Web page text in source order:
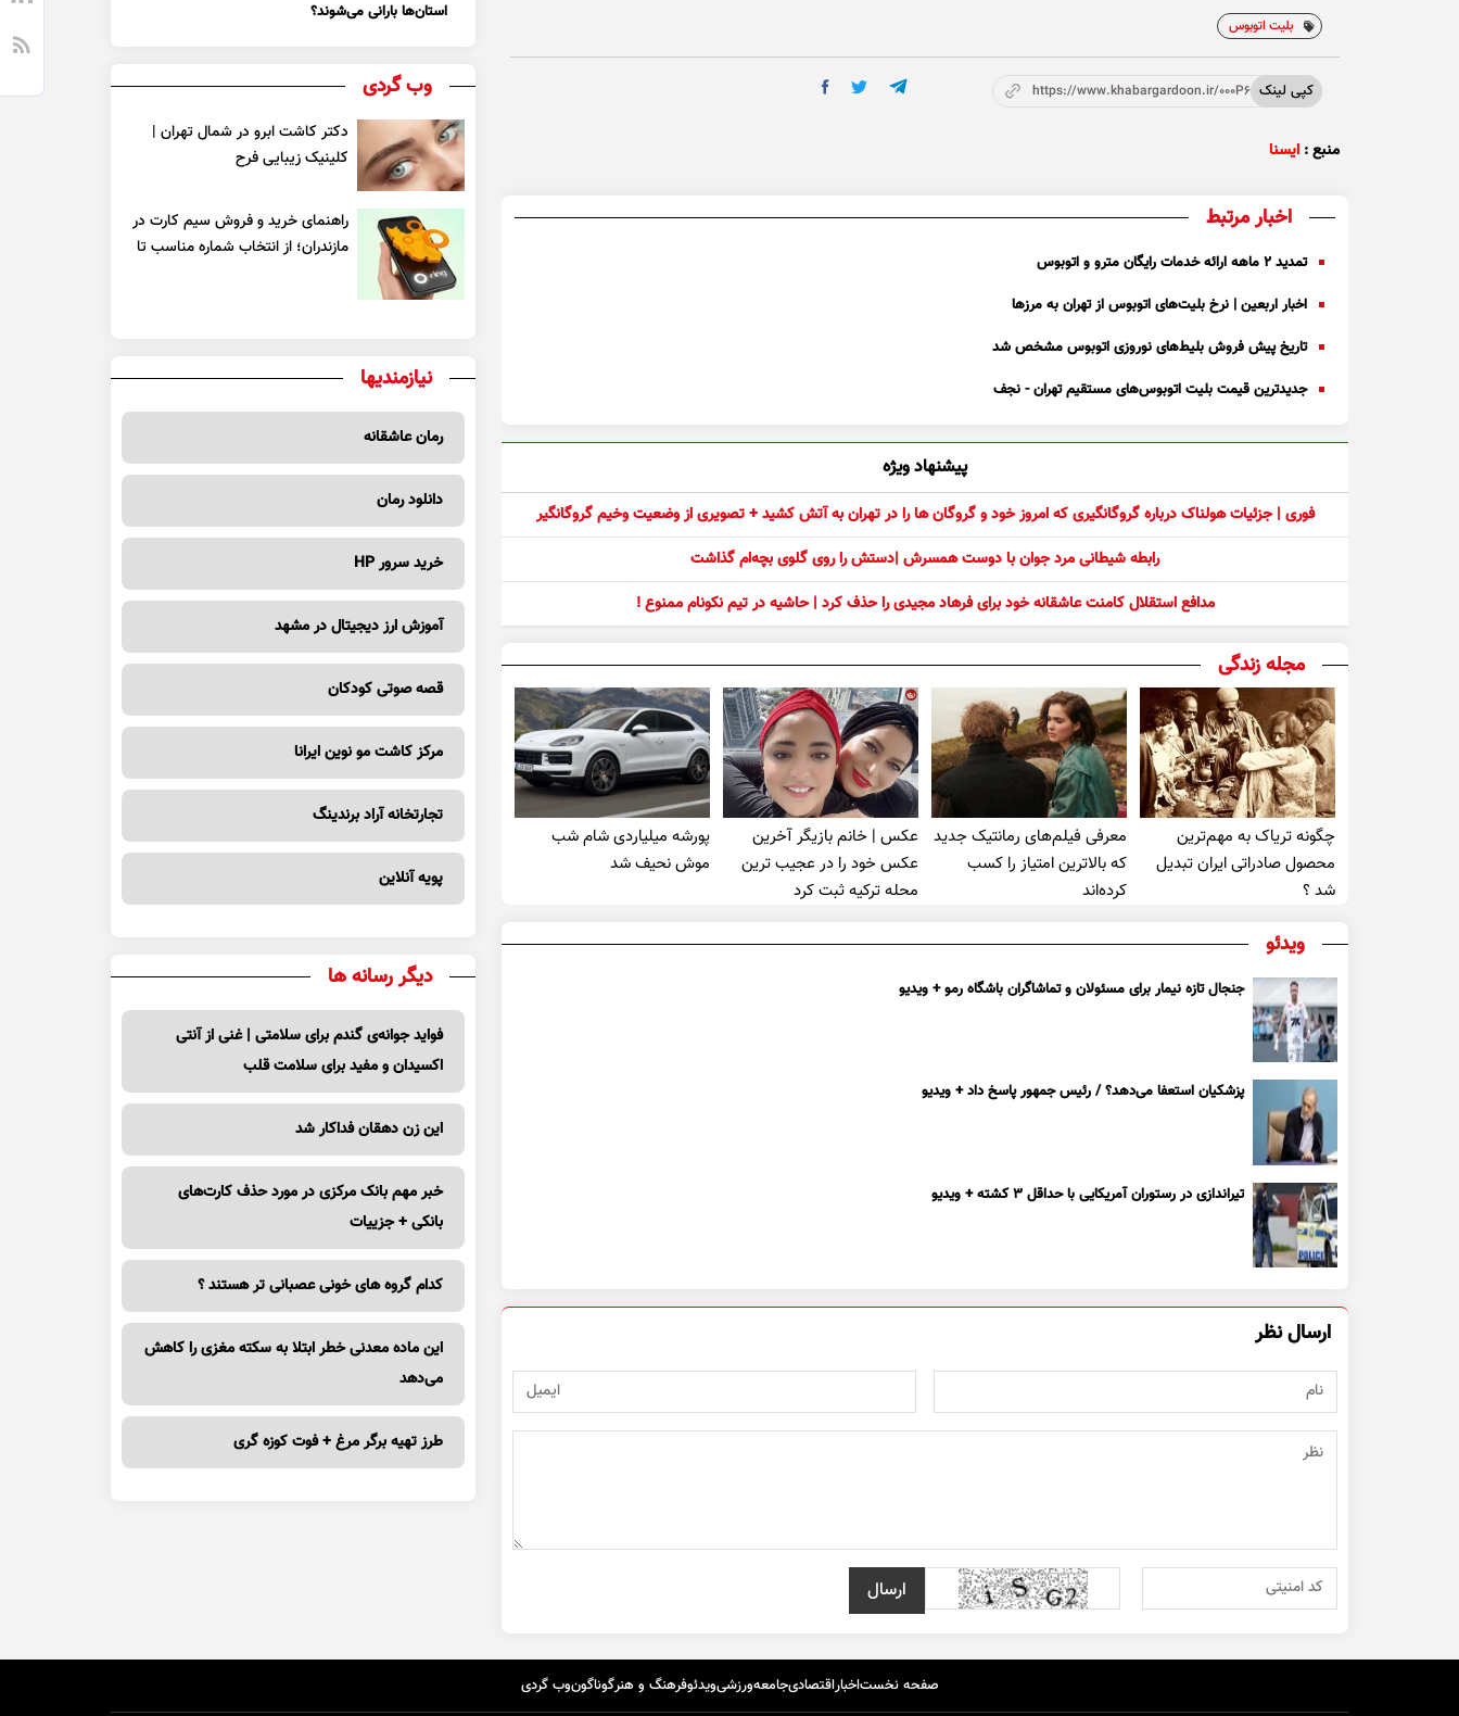
بلیت اتوبوس
کپی لینک https://www.khabargardoon.ir/000P66
منبع : ایسنا
اخبار مرتبط
تمدید ۲ ماهه ارائه خدمات رایگان مترو و اتوبوس
اخبار اربعین | نرخ بلیت‌های اتوبوس از تهران به مرز‌ها
تاریخ پیش فروش بلیط‌های نوروزی اتوبوس مشخص شد
جدیدترین قیمت بلیت اتوبوس‌های مستقیم تهران - نجف
پیشنهاد ویژه
فوری | جزئیات هولناک درباره گروگانگیری که امروز خود و گروگان ها را در تهران به آتش کشید + تصویری از وضعیت وخیم گروگانگیر
رابطه شیطانی مرد جوان با دوست همسرش |دستش را روی گلوی بچه‌ام گذاشت
مدافع استقلال کامنت عاشقانه خود برای فرهاد مجیدی را حذف کرد | حاشیه در تیم نکونام ممنوع !
مجله زندگی
چگونه تریاک به مهم‌ترین
محصول صادراتی ایران تبدیل
شد ؟
معرفی فیلم‌های رمانتیک جدید
که بالاترین امتیاز را کسب
کرده‌اند
عکس | خانم بازیگر آخرین
عکس خود را در عجیب ترین
محله ترکیه ثبت کرد
پورشه میلیاردی شام شب
موش‌ نحیف شد
ویدئو
جنجال تازه نیمار برای مسئولان و تماشاگران باشگاه رمو + ویدیو
پزشکیان استعفا می‌دهد؟ / رئیس جمهور پاسخ داد + ویدیو
تیراندازی در رستوران آمریکایی با حداقل ۳ کشته + ویدیو
ارسال نظر
استان‌ها بارانی می‌شوند؟
وب گردی
دکتر کاشت ابرو در شمال تهران |
کلینیک زیبایی فرح
راهنمای خرید و فروش سیم کارت در
مازندران؛ از انتخاب شماره مناسب تا
نیازمندیها
رمان عاشقانه
دانلود رمان
خرید سرور HP
آموزش ارز دیجیتال در مشهد
قصه صوتی کودکان
مرکز کاشت مو نوین ایرانا
تجارتخانه آراد برندینگ
پویه آنلاین
دیگر رسانه ها
فواید جوانه‌ی گندم برای سلامتی | غنی از آنتی
اکسیدان و مفید برای سلامت قلب
این زن دهقان فداکار شد
خبر مهم بانک مرکزی در مورد حذف کارت‌های
بانکی + جزییات
کدام گروه های خونی عصبانی تر هستند ؟
این ماده معدنی خطر ابتلا به سکته مغزی را کاهش
می‌دهد
طرز تهیه برگر مرغ + فوت کوزه گری
صفحه نخستاخباراقتصادیجامعهورزشیویدئوفرهنگ و هنرگوناگونوب گردی